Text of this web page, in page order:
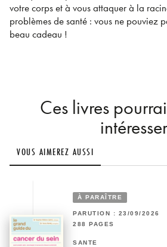
votre corps et à vous attaquer à la
problèmes de santé : vous ne pouviez
beau cadeau !
Ces livres
intéresser
VOUS AIMEREZ AUSSI
À PARAÎTRE
PARUTION : 23/09/2026
288 PAGES
SANTÉ